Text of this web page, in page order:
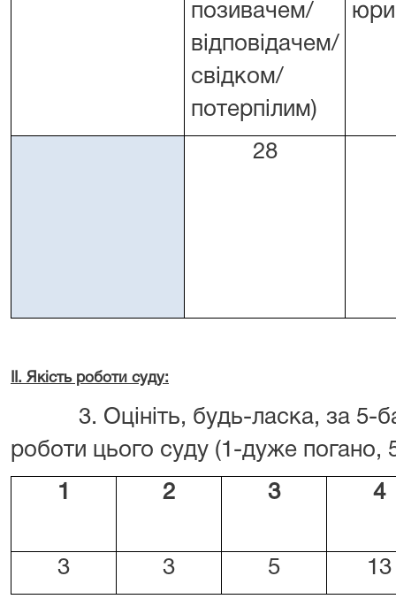
позивачем/
відповідачем/
свідком/
потерпілим)
28
ІІ. Якість роботи суду:
3. Оцініть, будь-ласка, за 5-
роботи цього суду (1-дуже погано,
1
2 3 4
3 3 5
13